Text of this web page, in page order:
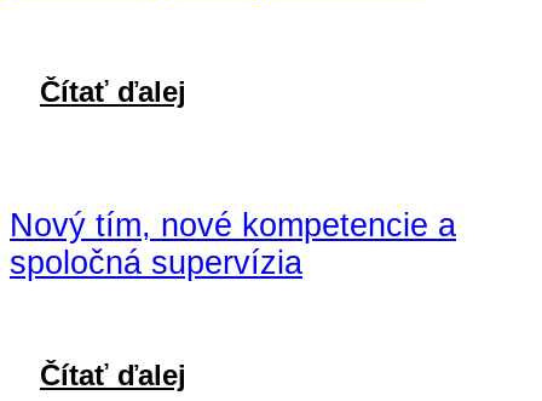
Čítať ďalej
Nový tím, nové kompetencie a
spoločná supervízia
Čítať ďalej